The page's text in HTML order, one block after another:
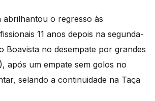
abrilhantou o regresso às
11 anos depois na segunda-
Boavista no desempate por grandes
após um empate sem golos no
selando a continuidade na Taça